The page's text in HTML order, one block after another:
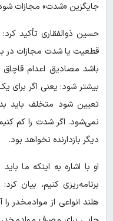
جایگزین «شدت» مجازات
حسین ذوالفقاری تأکید کرد:
قطعیت یا شدت مجازات در
باشد مصادیق اعدام
نمی‌شود. اگر شدت را کم
دیگر بازدارنده نخواهد بود.
او با اشاره به اینکه ما
برنامه‌ریزی کنیم، بیان
هلند انواعی از موادمخدر